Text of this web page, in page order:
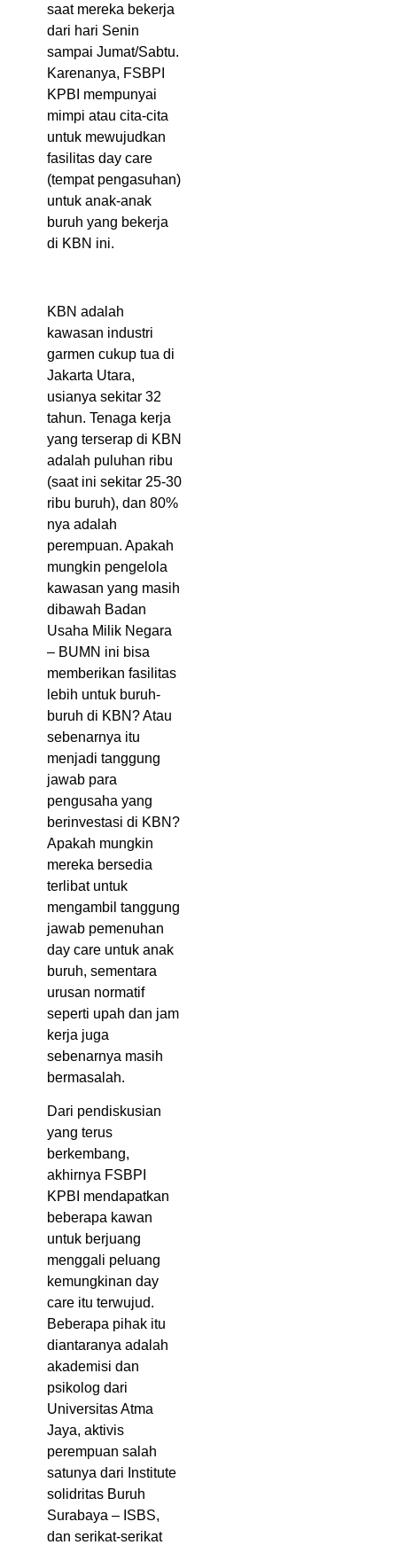
saat mereka bekerja
dari hari Senin
sampai Jumat/Sabtu.
Karenanya, FSBPI
KPBI mempunyai
mimpi atau cita-cita
untuk mewujudkan
fasilitas day care
(tempat pengasuhan)
untuk anak-anak
buruh yang bekerja
di KBN ini.
KBN adalah
kawasan industri
garmen cukup tua di
Jakarta Utara,
usianya sekitar 32
tahun. Tenaga kerja
yang terserap di KBN
adalah puluhan ribu
(saat ini sekitar 25-30
ribu buruh), dan 80%
nya adalah
perempuan. Apakah
mungkin pengelola
kawasan yang masih
dibawah Badan
Usaha Milik Negara
– BUMN ini bisa
memberikan fasilitas
lebih untuk buruh-
buruh di KBN? Atau
sebenarnya itu
menjadi tanggung
jawab para
pengusaha yang
berinvestasi di KBN?
Apakah mungkin
mereka bersedia
terlibat untuk
mengambil tanggung
jawab pemenuhan
day care untuk anak
buruh, sementara
urusan normatif
seperti upah dan jam
kerja juga
sebenarnya masih
bermasalah.
Dari pendiskusian
yang terus
berkembang,
akhirnya FSBPI
KPBI mendapatkan
beberapa kawan
untuk berjuang
menggali peluang
kemungkinan day
care itu terwujud.
Beberapa pihak itu
diantaranya adalah
akademisi dan
psikolog dari
Universitas Atma
Jaya, aktivis
perempuan salah
satunya dari Institute
solidritas Buruh
Surabaya – ISBS,
dan serikat-serikat